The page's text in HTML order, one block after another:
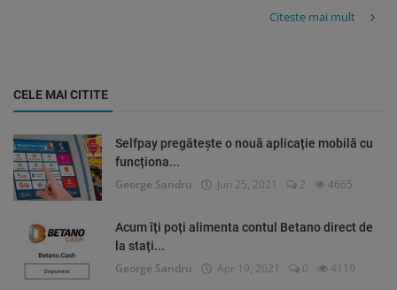
Citeste mai mult
CELE MAI CITITE
Selfpay pregătește o nouă aplicație mobilă cu
funcționa...
George Sandru Jun 25, 2021 2 4665
Acum îți poți alimenta contul Betano direct de
la stați...
George Sandru Apr 19, 2021 0 4119